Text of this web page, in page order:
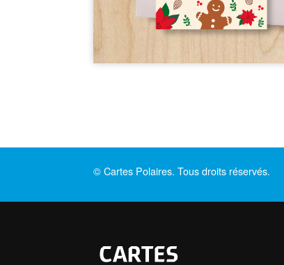
© Cartes Polaires. Tous droits réservés.